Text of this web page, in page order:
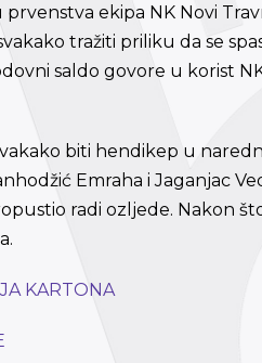
ekipa NK Novi
tražiti priliku da se
saldo govore u korist
biti hendikep u
Emraha i Jaganjac
radi ozljede. Nakon
KARTONA